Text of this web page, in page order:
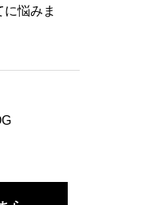
に悩みま